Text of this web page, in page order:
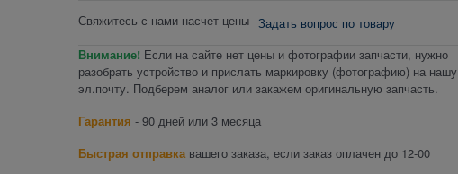
Свяжитесь с нами насчет цены Задать вопрос по товару
Внимание! Если на сайте нет цены и фотографии запчасти, нужно
разобрать устройство и прислать маркировку (фотографию) на нашу
эл.почту. Подберем аналог или закажем оригинальную запчасть.
Гарантия - 90 дней или 3 месяца
Быстрая отправкавашего заказа, если заказ оплачен до 12-00